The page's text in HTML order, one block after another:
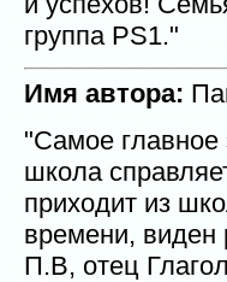
группа PS1."
Имя автора:
"Самое главное
школа
приходит из
времени, виден
П.В, отец